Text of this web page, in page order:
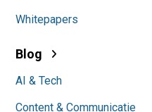
Whitepapers
Blog
AI & Tech
Content & Communicatie